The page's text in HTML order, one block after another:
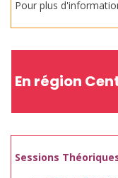
Pour plus
En région
Sessions